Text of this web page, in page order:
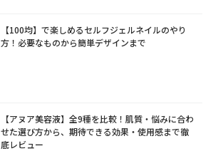
【100均】で楽しめるセルフジェルネイルのやり
方！必要なものから簡単デザインまで
【アヌア美容液】全9種を比較！肌質・悩みに合わ
せた選び方から、期待できる効果・使用感まで徹
底レビュー